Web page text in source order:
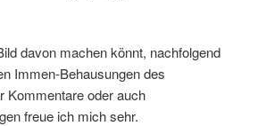
davon machen könnt, nachfolgend
Immen-Behausungen des
Kommentare oder auch
freue ich mich sehr.